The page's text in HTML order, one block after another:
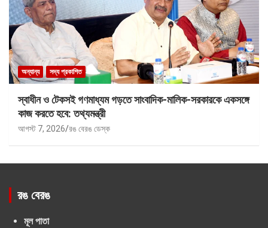
অন্যান্য সদ্য প্রকাশিত
স্বাধীন ও টেকসই গণমাধ্যম গড়তে সাংবাদিক-মালিক-সরকারকে একসঙ্গে
কাজ করতে হবে: তথ্যমন্ত্রী
আগস্ট 7, 2026 রঙ বেরঙ ডেস্ক
রঙ বেরঙ
মূল পাতা